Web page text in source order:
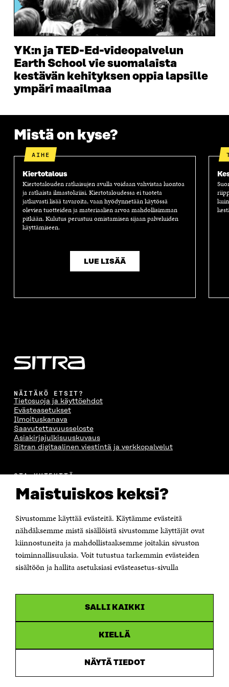
Maistuiskos keksi?
Sivustomme käyttää evästeitä. Käytämme evästeitä
nähdäksemme mistä sisällöistä sivustomme käyttäjät ovat
kiinnostuneita ja mahdollistaaksemme joitakin sivuston
toiminnallisuuksia. Voit tutustua tarkemmin evästeiden
sisältöön ja hallita asetuksiasi evästeasetus-sivulla
SALLI KAIKKI
KIELLÄ
NÄYTÄ TIEDOT
A
I
K
K
U
N
A
S
S
A
I
K
K
U
N
A
S
S
A
A
I
K
K
U
N
A
S
S
A
S
A
K
U
N
A
S
YK:n ja TED-Ed-videopalvelun
Earth School vie suomalaista
kestävän kehityksen oppia lapsille
ympäri maailmaa
Mistä on kyse?
AIHE
Kiertotalous
Kiertotalouden ratkaisujen avulla voidaan vahvistaa luontoa
ja ratkaista ilmastokriisi. Kiertotaloudessa ei tuoteta
jatkuvasti lisää tavaroita, vaan hyödynnetään käytössä
olevien tuotteiden ja materiaalien arvoa mahdollisimman
pitkään. Kulutus perustuu omistamisen sijaan palveluiden
käyttämiseen.
LUE LISÄÄ
NÄITÄKÖ ETSIT?
Tietosuoja ja käyttöehdot
Evästeasetukset
Ilmoituskanava
Saavutettavuusseloste
Asiakirjajulkisuuskuvaus
Sitran digitaalinen viestintä ja verkkopalvelut
OTA YHTEYTTÄ
Itämerenkatu 11-13, PL 160,
00181 Helsinki
Puhelin +358 294 618 991
Sähköpostiosoite
Saapumisohjeet
Y-tunnus 0202132-3
ikkunassaInstagram